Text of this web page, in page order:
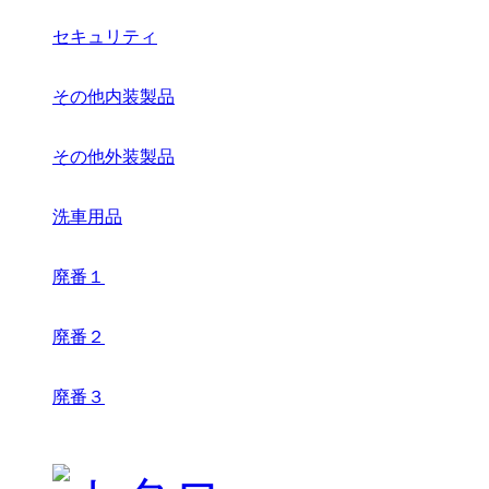
セキュリティ
その他内装製品
その他外装製品
洗車用品
廃番１
廃番２
廃番３